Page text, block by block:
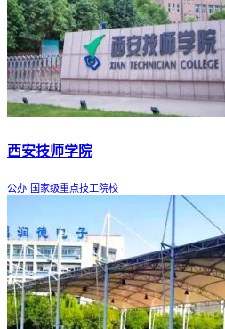
西安技师学院
公办 国家级重点技工院校